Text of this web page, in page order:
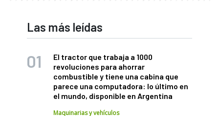
Las más leídas
El tractor que trabaja a 1000
revoluciones para ahorrar
combustible y tiene una cabina que
parece una computadora: lo último en
el mundo, disponible en Argentina
Maquinarias y vehículos